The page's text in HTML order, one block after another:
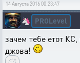
14 Августа 2016 00:23:47
🦄 PROLevel
зачем тебе етот
джова!